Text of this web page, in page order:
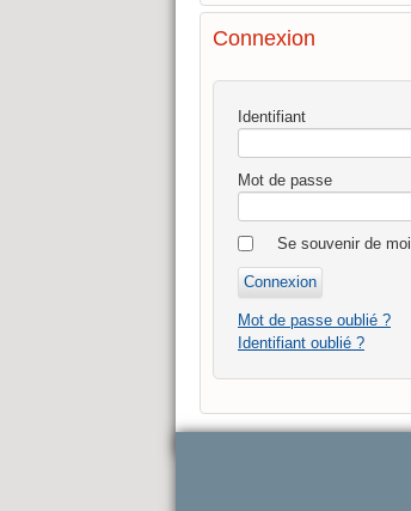
Connexion
Identifiant
Mot de passe
Se souvenir de moi
Mot de passe oublié ?
Identifiant oublié ?